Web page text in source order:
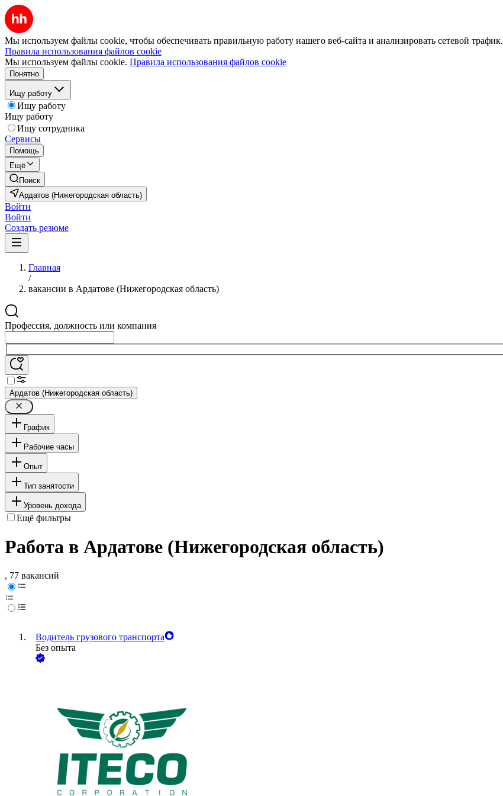
Мы используем файлы cookie, чтобы обеспечивать правильную работу нашего веб-сайта и анализировать сетевой трафик.
Правила использования файлов cookie
Мы используем файлы cookie. Правила использования файлов cookie
Понятно
Ищу работу
Ищу работу
Ищу работу
Ищу сотрудника
Сервисы
Помощь
Ещё
Поиск
Ардатов (Нижегородская область)
Войти
Войти
Создать резюме
Главная
/
вакансии в Ардатове (Нижегородская область)
Профессия, должность или компания
Ардатов (Нижегородская область)
График
Рабочие часы
Опыт
Тип занятости
Уровень дохода
Ещё фильтры
Работа в Ардатове (Нижегородская область)
, 77 вакансий
Водитель грузового транспорта
Без опыта